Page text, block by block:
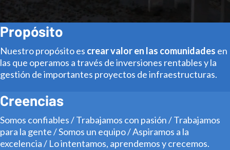
Propósito
Nuestro propósito es crear valor en las comunidades en
las que operamos a través de inversiones rentables y la
gestión de importantes proyectos de infraestructuras.
Creencias
Somos confiables / Trabajamos con pasión / Trabajamos
para la gente / Somos un equipo / Aspiramos a la
excelencia / Lo intentamos, aprendemos y crecemos.